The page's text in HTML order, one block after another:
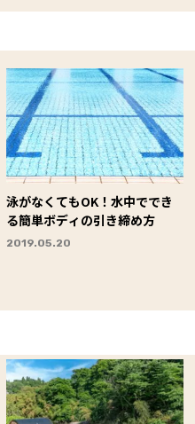
泳がなくてもOK！水中ででき
る簡単ボディの引き締め方
2019.05.20